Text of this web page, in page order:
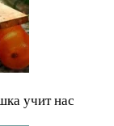
учит нас